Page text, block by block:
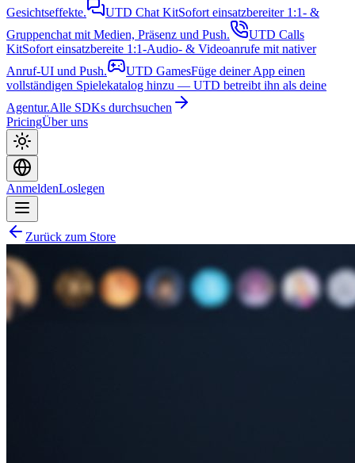
Gesichtseffekte.
UTD Chat KitSofort einsatzbereiter 1:1- &
Gruppenchat mit Medien, Präsenz und Push.
UTD Calls
KitSofort einsatzbereite 1:1-Audio- & Videoanrufe mit nativer
Anruf-UI und Push.
UTD GamesFüge deiner App einen
vollständigen Spielekatalog hinzu — UTD betreibt ihn als deine
Agentur.Alle SDKs durchsuchen
PricingÜber uns
AnmeldenLoslegen
Zurück zum Store